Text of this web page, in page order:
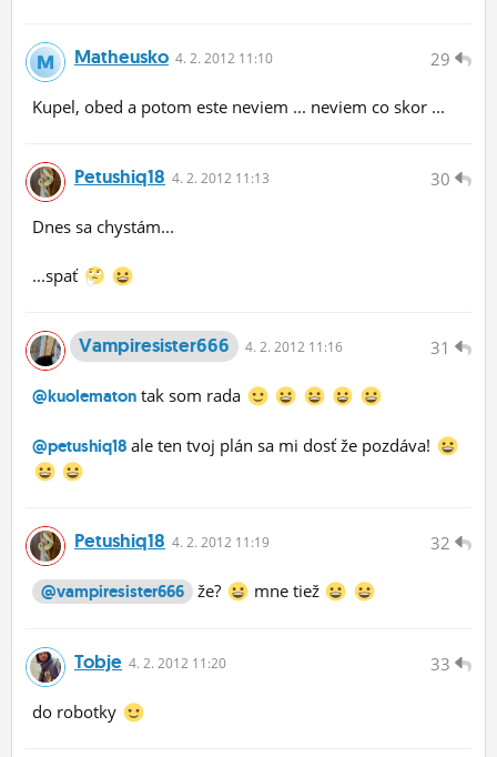
29
Matheusko 4. 2. 2012 11:10
Kupel, obed a potom este neviem ... neviem co skor ...
30
Petushiq18 4. 2. 2012 11:13
Dnes sa chystám...
...spať
31
Vampiresister666 4. 2. 2012 11:16
@kuolematon tak som rada
@petushiq18 ale ten tvoj plán sa mi dosť že pozdáva!
32
Petushiq18 4. 2. 2012 11:19
@vampiresister666 že? mne tiež
33
Tobje 4. 2. 2012 11:20
do robotky